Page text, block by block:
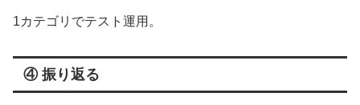
1カテゴリでテスト運用。
④ 振り返る